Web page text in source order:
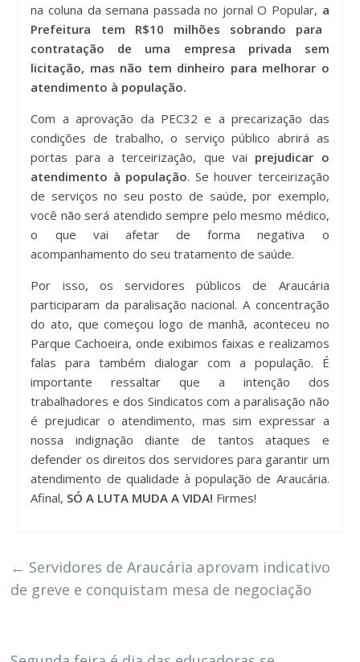
na coluna da semana passada no jornal O Popular, a
Prefeitura tem R$10 milhões sobrando para
contratação de uma empresa privada sem
licitação, mas não tem dinheiro para melhorar o
atendimento à população.
Com a aprovação da PEC32 e a precarização das
condições de trabalho, o serviço público abrirá as
portas para a terceirização, que vai prejudicar o
atendimento à população. Se houver terceirização
de serviços no seu posto de saúde, por exemplo,
você não será atendido sempre pelo mesmo médico,
o que vai afetar de forma negativa o
acompanhamento do seu tratamento de saúde.
Por isso, os servidores públicos de Araucária
participaram da paralisação nacional. A concentração
do ato, que começou logo de manhã, aconteceu no
Parque Cachoeira, onde exibimos faixas e realizamos
falas para também dialogar com a população. É
importante ressaltar que a intenção dos
trabalhadores e dos Sindicatos com a paralisação não
é prejudicar o atendimento, mas sim expressar a
nossa indignação diante de tantos ataques e
defender os direitos dos servidores para garantir um
atendimento de qualidade à população de Araucária.
Afinal, SÓ A LUTA MUDA A VIDA! Firmes!
← Servidores de Araucária aprovam indicativo
de greve e conquistam mesa de negociação